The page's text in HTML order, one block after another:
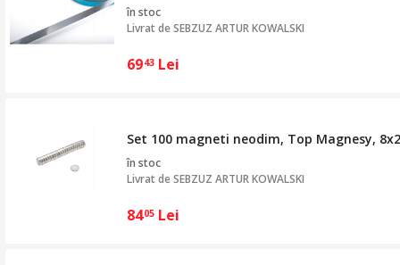
în stoc
Livrat deSEBZUZ ARTUR KOWALSKI
6943 Lei
Set 100 magneti neodim, Top Magnesy,
în stoc
Livrat deSEBZUZ ARTUR KOWALSKI
8405 Lei